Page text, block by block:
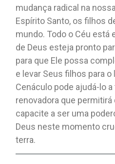
mudança radical na
Espírito Santo, os filhos
mundo. Todo o Céu está
de Deus esteja pronto
para que Ele possa
e levar Seus filhos para o
Cenáculo pode ajudá-lo
renovadora que
capacite a ser uma
Deus neste momento
terra.